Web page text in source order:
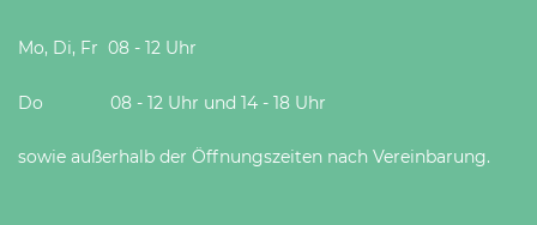
Mo, Di, Fr 08 - 12 Uhr
Do 08 - 12 Uhr und 14 - 18 Uhr
sowie außerhalb der Öffnungszeiten nach Vereinbarung.